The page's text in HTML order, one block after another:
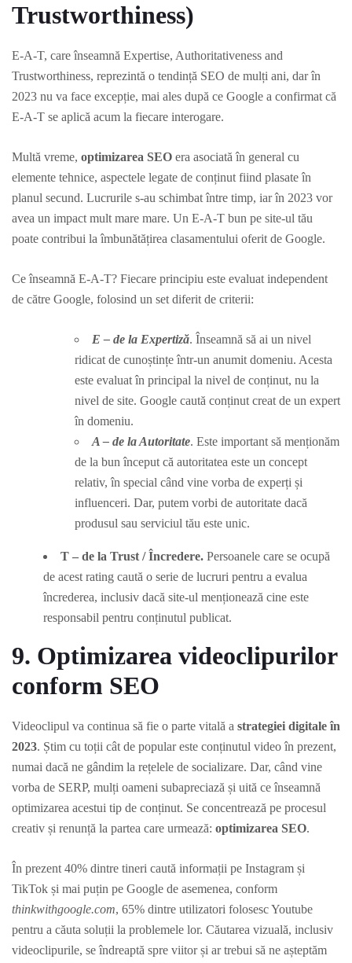
Trustworthiness)
E-A-T, care înseamnă Expertise, Authoritativeness and
Trustworthiness, reprezintă o tendință SEO de mulți ani, dar în
2023 nu va face excepție, mai ales după ce Google a confirmat că
E-A-T se aplică acum la fiecare interogare.
Multă vreme, optimizarea SEO era asociată în general cu
elemente tehnice, aspectele legate de conținut fiind plasate în
planul secund. Lucrurile s-au schimbat între timp, iar în 2023 vor
avea un impact mult mare mare. Un E-A-T bun pe site-ul tău
poate contribui la îmbunătățirea clasamentului oferit de Google.
Ce înseamnă E-A-T? Fiecare principiu este evaluat independent
de către Google, folosind un set diferit de criterii:
E – de la Expertiză. Înseamnă să ai un nivel
ridicat de cunoștințe într-un anumit domeniu. Acesta
este evaluat în principal la nivel de conținut, nu la
nivel de site. Google caută conținut creat de un expert
în domeniu.
A – de la Autoritate. Este important să menționăm
de la bun început că autoritatea este un concept
relativ, în special când vine vorba de experți și
influenceri. Dar, putem vorbi de autoritate dacă
produsul sau serviciul tău este unic.
T – de la Trust / Încredere. Persoanele care se ocupă
de acest rating caută o serie de lucruri pentru a evalua
încrederea, inclusiv dacă site-ul menționează cine este
responsabil pentru conținutul publicat.
9. Optimizarea videoclipurilor
conform SEO
Videoclipul va continua să fie o parte vitală a strategiei digitale în
2023. Știm cu toții cât de popular este conținutul video în prezent,
numai dacă ne gândim la rețelele de socializare. Dar, când vine
vorba de SERP, mulți oameni subapreciază și uită ce înseamnă
optimizarea acestui tip de conținut. Se concentrează pe procesul
creativ și renunță la partea care urmează: optimizarea SEO.
În prezent 40% dintre tineri caută informații pe Instagram și
TikTok și mai puțin pe Google de asemenea, conform
thinkwithgoogle.com, 65% dintre utilizatori folosesc Youtube
pentru a căuta soluții la problemele lor. Căutarea vizuală, inclusiv
videoclipurile, se îndreaptă spre viitor și ar trebui să ne așteptăm